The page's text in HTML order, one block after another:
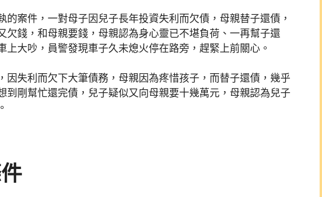
的案件，一對母子因兒子長年投資失利而欠債，母親替子還債，
欠錢，和母親要錢，母親認為身心靈已不堪負荷、一再幫子還
上大吵，員警發現車子久未熄火停在路旁，趕緊上前關心。
因失利而欠下大筆債務，母親因為疼惜孩子，而替子還債，幾乎
到剛幫忙還完債，兒子疑似又向母親要十幾萬元，母親認為兒子